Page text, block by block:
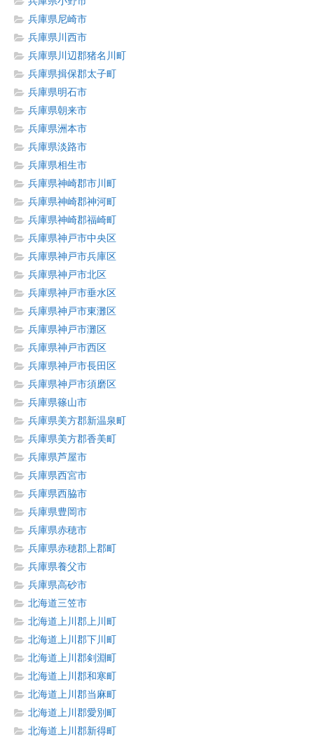
兵庫県尼崎市
兵庫県川西市
兵庫県川辺郡猪名川町
兵庫県揖保郡太子町
兵庫県明石市
兵庫県朝来市
兵庫県洲本市
兵庫県淡路市
兵庫県相生市
兵庫県神崎郡市川町
兵庫県神崎郡神河町
兵庫県神崎郡福崎町
兵庫県神戸市中央区
兵庫県神戸市兵庫区
兵庫県神戸市北区
兵庫県神戸市垂水区
兵庫県神戸市東灘区
兵庫県神戸市灘区
兵庫県神戸市西区
兵庫県神戸市長田区
兵庫県神戸市須磨区
兵庫県篠山市
兵庫県美方郡新温泉町
兵庫県美方郡香美町
兵庫県芦屋市
兵庫県西宮市
兵庫県西脇市
兵庫県豊岡市
兵庫県赤穂市
兵庫県赤穂郡上郡町
兵庫県養父市
兵庫県高砂市
北海道三笠市
北海道上川郡上川町
北海道上川郡下川町
北海道上川郡剣淵町
北海道上川郡和寒町
北海道上川郡当麻町
北海道上川郡愛別町
北海道上川郡新得町